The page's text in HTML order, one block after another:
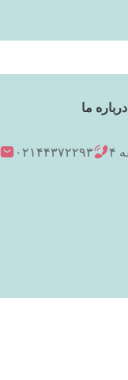
درباره ما
۰۲۱۴۴۳۷۲۲۹۳